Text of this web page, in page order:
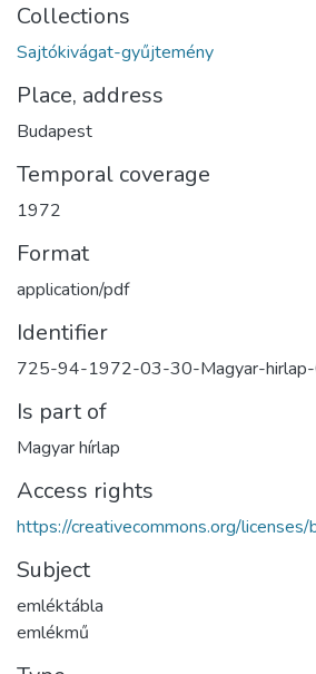
Collections
Sajtókivágat-gyűjtemény
Place, address
Budapest
Temporal coverage
1972
Format
application/pdf
Identifier
725-94-1972-03-30-Magyar-
Is part of
Magyar hírlap
Access rights
https://creativecommons.org/
Subject
emléktábla
emlékmű